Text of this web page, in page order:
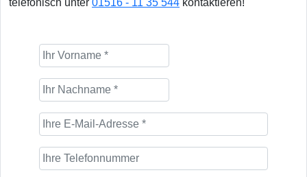
telefonisch unter 01516 - 11 35 544 kontaktieren!